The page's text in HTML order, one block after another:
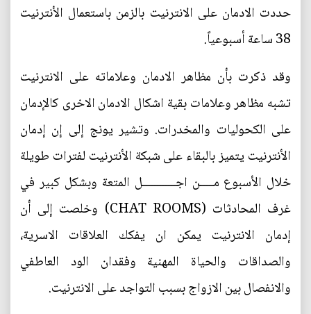
حددت الادمان على الانترنيت بالزمن باستعمال الأنترنيت
38 ساعة أسبوعياً.
وقد ذكرت بأن مظاهر الادمان وعلاماته على الانترنيت
تشبه مظاهر وعلامات بقية اشكال الادمان الاخرى كالإدمان
على الكحوليات والمخدرات. وتشير يونج إلى إن إدمان
الأنترنيت يتميز بالبقاء على شبكة الأنترنيت لفترات طويلة
خلال الأسبوع مـــــن اجــــــــــــل المتعة وبشكل كبير في
غرف المحادثات (CHAT ROOMS) وخلصت إلى أن
إدمان الانترنيت يمكن ان يفكك العلاقات الاسرية،
والصداقات والحياة المهنية وفقدان الود العاطفي
والانفصال بين الازواج بسبب التواجد على الانترنيت.